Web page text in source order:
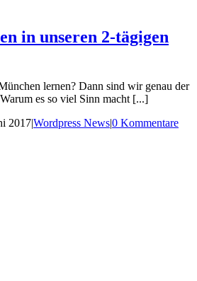
in unseren 2-tägigen
lernen? Dann sind wir genau der
es so viel Sinn macht [...]
2017|Wordpress News|0 Kommentare